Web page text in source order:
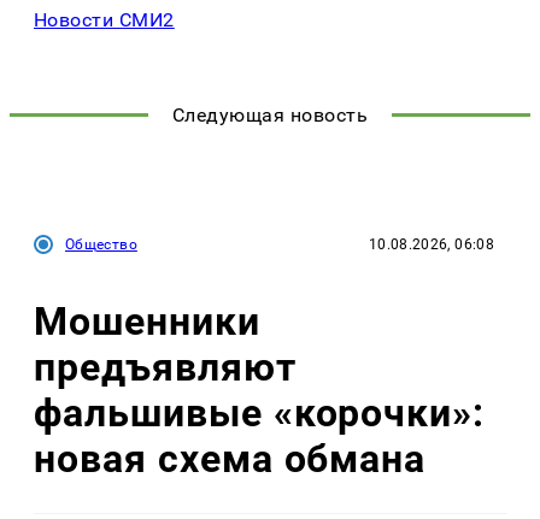
Новости СМИ2
Следующая новость
Общество 10.08.2026, 06:08
Мошенники
предъявляют
фальшивые «корочки»:
новая схема обмана